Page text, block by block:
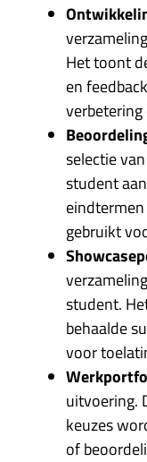
Het toont
en
selectie
student
gebruikt
student.
behaalde
voor
uitvoering.
keuzes
of